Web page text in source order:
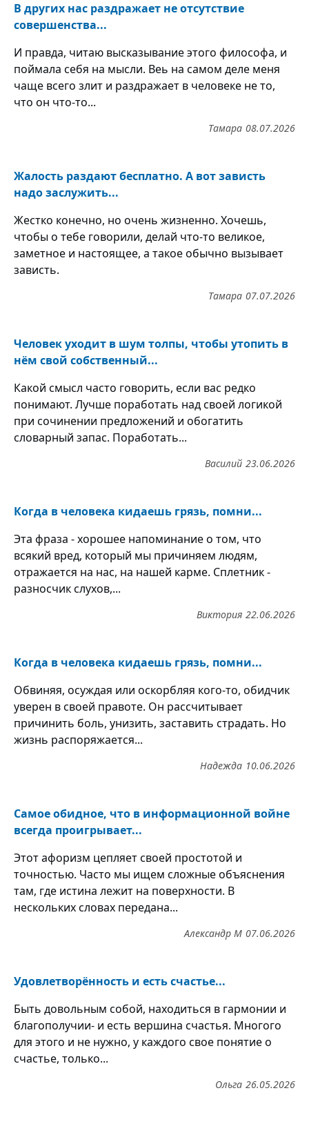
В других нас раздражает не отсутствие
совершенства...
И правда, читаю высказывание этого философа, и
поймала себя на мысли. Веь на самом деле меня
чаще всего злит и раздражает в человеке не то,
что он что-то...
08.07.2026
Тамара
Жалость раздают бесплатно. А вот зависть
надо заслужить...
Жестко конечно, но очень жизненно. Хочешь,
чтобы о тебе говорили, делай что-то великое,
заметное и настоящее, а такое обычно вызывает
зависть.
07.07.2026
Тамара
Человек уходит в шум толпы, чтобы утопить в
нём свой собственный...
Какой смысл часто говорить, если вас редко
понимают. Лучше поработать над своей логикой
при сочинении предложений и обогатить
словарный запас. Поработать...
23.06.2026
Василий
Когда в человека кидаешь грязь, помни...
Эта фраза - хорошее напоминание о том, что
всякий вред, который мы причиняем людям,
отражается на нас, на нашей карме. Сплетник -
разносчик слухов,...
22.06.2026
Виктория
Когда в человека кидаешь грязь, помни...
Обвиняя, осуждая или оскорбляя кого-то, обидчик
уверен в своей правоте. Он рассчитывает
причинить боль, унизить, заставить страдать. Но
жизнь распоряжается...
10.06.2026
Надежда
Самое обидное, что в информационной войне
всегда проигрывает...
Этот афоризм цепляет своей простотой и
точностью. Часто мы ищем сложные объяснения
там, где истина лежит на поверхности. В
нескольких словах передана...
07.06.2026
Александр М
Удовлетворённость и есть счастье...
Быть довольным собой, находиться в гармонии и
благополучии- и есть вершина счастья. Многого
для этого и не нужно, у каждого свое понятие о
счастье, только...
26.05.2026
Ольга